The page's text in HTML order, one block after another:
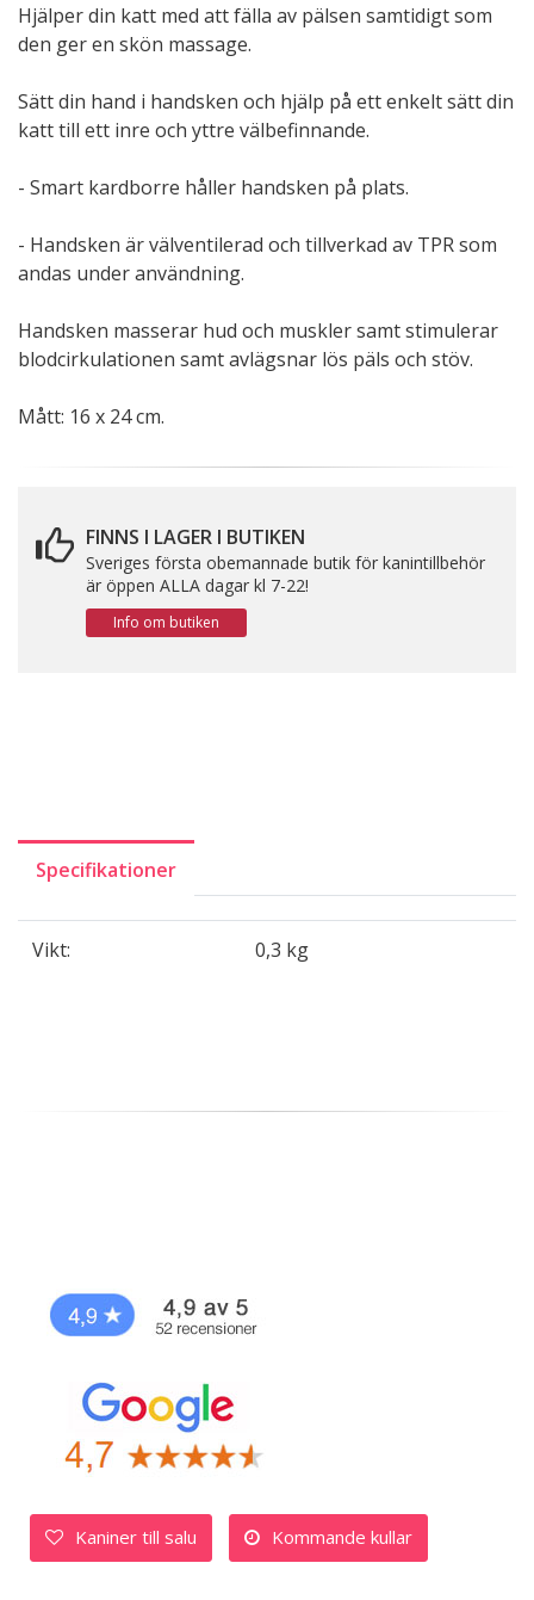
Hjälper din katt med att fälla av pälsen samtidigt som
den ger en skön massage.
Sätt din hand i handsken och hjälp på ett enkelt sätt din
katt till ett inre och yttre välbefinnande.
- Smart kardborre håller handsken på plats.
- Handsken är välventilerad och tillverkad av TPR som
andas under användning.
Handsken masserar hud och muskler samt stimulerar
blodcirkulationen samt avlägsnar lös päls och stöv.
Mått: 16 x 24 cm.
FINNS I LAGER I BUTIKEN
Sveriges första obemannade butik för kanintillbehör
är öppen ALLA dagar kl 7-22!
Info om butiken
Specifikationer
Vikt: 0,3 kg
Kaniner till salu Kommande kullar